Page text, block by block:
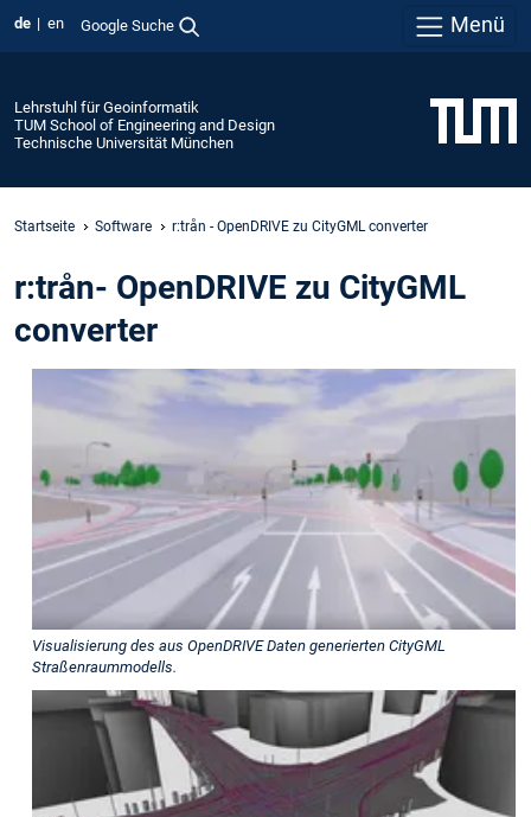
de en Google Suche Menü
Lehrstuhl für Geoinformatik
TUM School of Engineering and Design
Technische Universität München
Startseite Software r:trån - OpenDRIVE zu CityGML converter
r:trån- OpenDRIVE zu CityGML
converter
Visualisierung des aus OpenDRIVE Daten generierten CityGML
Straßenraummodells.